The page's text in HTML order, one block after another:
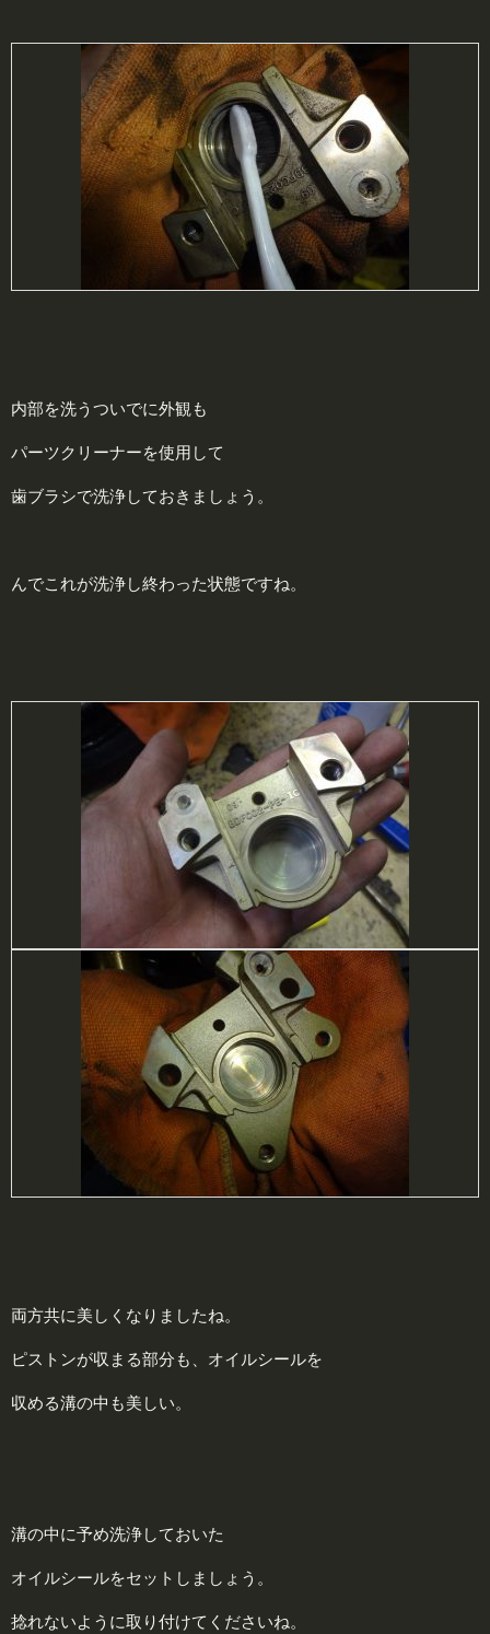
内部を洗うついでに外観も
パーツクリーナーを使用して
歯ブラシで洗浄しておきましょう。
んでこれが洗浄し終わった状態ですね。
両方共に美しくなりましたね。
ピストンが収まる部分も、オイルシールを
収める溝の中も美しい。
溝の中に予め洗浄しておいた
オイルシールをセットしましょう。
捻れないように取り付けてくださいね。